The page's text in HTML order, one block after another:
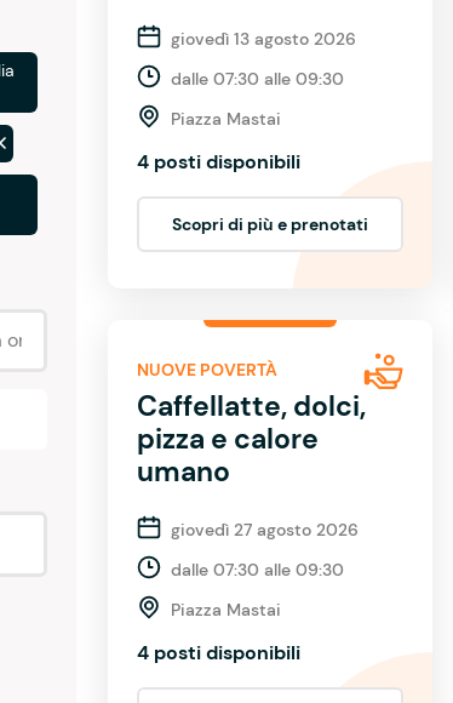
giovedì 13 agosto 2026
dalle 07:30 alle 09:30
Piazza Mastai
4 posti disponibili
Scopri di più e prenotati
NUOVE POVERTÀ
Caffellatte, dolci,
pizza e calore
umano
giovedì 27 agosto 2026
dalle 07:30 alle 09:30
Piazza Mastai
4 posti disponibili